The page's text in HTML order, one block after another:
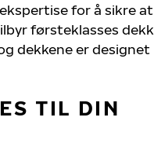
for å sikre at
førsteklasses dekk
dekkene er designet
TIL DIN